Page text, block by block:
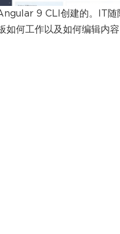
9 CLI创建的。IT随
如何工作以及如何编辑内